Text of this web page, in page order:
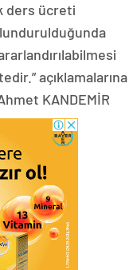
ders ücreti
açıklamalarına
KANDEMİR